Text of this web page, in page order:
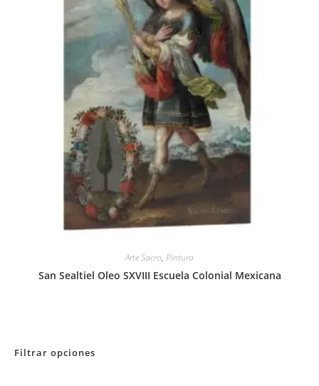
Arte Sacro, Pintura
San Sealtiel Oleo SXVIII Escuela Colonial Mexicana
Filtrar opciones